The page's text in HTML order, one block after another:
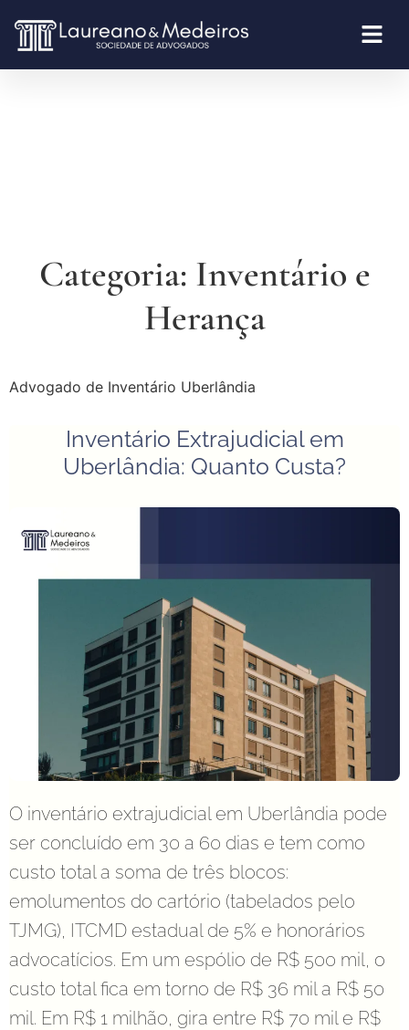
Categoria: Inventário e
Herança
Advogado de Inventário Uberlândia
Inventário Extrajudicial em
Uberlândia: Quanto Custa?
O inventário extrajudicial em Uberlândia pode
ser concluído em 30 a 60 dias e tem como
custo total a soma de três blocos:
emolumentos do cartório (tabelados pelo
TJMG), ITCMD estadual de 5% e honorários
advocatícios. Em um espólio de R$ 500 mil, o
custo total fica em torno de R$ 36 mil a R$ 50
mil. Em R$ 1 milhão, gira entre R$ 70 mil e R$